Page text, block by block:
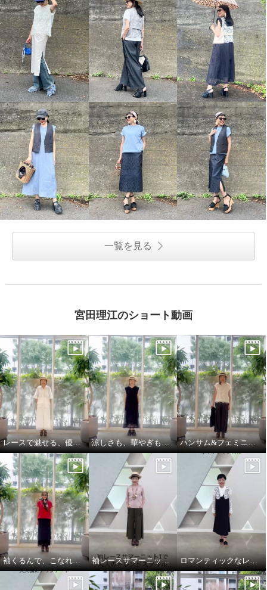
一覧を見る
宮田理江のショート動画
レースで魅せる、優雅でリッチな大人セットアップ 涼しさも、華やぎも、着映えも叶える ハンサム&フェミニンな大人スタイル
袖くるんで、こなれ見え 縦長レイヤード 袖レースサマーニットTとエレガントカーゴで大人のトレンドスタイル ロマンティックなレースを主役に華やかクラシカル